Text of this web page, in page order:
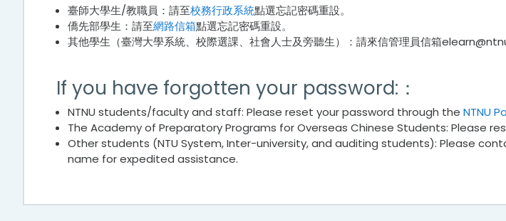
臺師大學生/教職員：請至校務行政系統點選忘記密碼重設。
僑先部學生：請至網路信箱點選忘記密碼重設。
其他學生（臺灣大學系統、校際選課、社會人士及旁聽生）：請來信管理員信箱
If you have forgotten your password:：
NTNU students/faculty and staff: Please reset your password through the NTNU
The Academy of Preparatory Programs for Overseas Chinese Students: Please
Other students (NTU System, Inter-university, and auditing students): Please
name for expedited assistance.